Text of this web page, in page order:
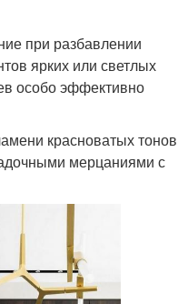
при разбавлении
ярких или светлых
особо эффективно
красноватых тонов
мерцаниями с